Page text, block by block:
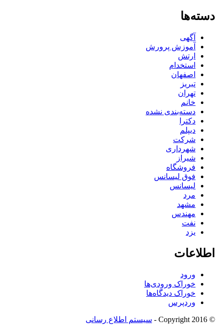
دسته‌ها
آگهی
آموزش پرورش
ارتش
استخدام
اصفهان
تبریز
تهران
خانم
دسته‌بندی نشده
دکترا
دیپلم
شرکت
شهرداری
شیراز
فروشگاه
فوق لیسانس
لیسانس
مرد
مشهد
مهندس
نفت
یزد
اطلاعات
ورود
خوراک ورودی‌ها
خوراک دیدگاه‌ها
وردپرس
© Copyright 2016 - سیستم اطلاع رسانی